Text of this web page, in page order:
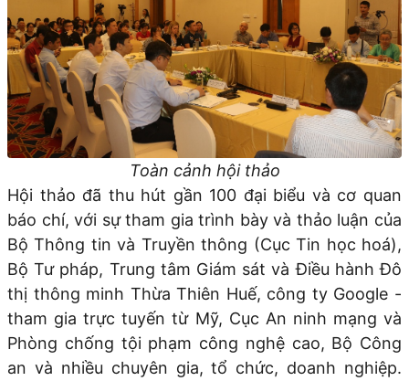
Toàn cảnh hội thảo
Hội thảo đã thu hút gần 100 đại biểu và cơ quan
báo chí, với sự tham gia trình bày và thảo luận của
Bộ Thông tin và Truyền thông (Cục Tin học hoá),
Bộ Tư pháp, Trung tâm Giám sát và Điều hành Đô
thị thông minh Thừa Thiên Huế, công ty Google -
tham gia trực tuyến từ Mỹ, Cục An ninh mạng và
Phòng chống tội phạm công nghệ cao, Bộ Công
an và nhiều chuyên gia, tổ chức, doanh nghiệp.